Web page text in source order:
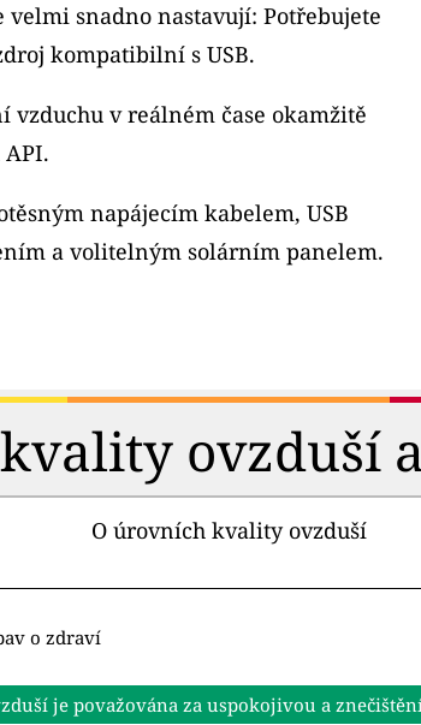
snadno nastavují: Potřebujete
kompatibilní s USB.
vzduchu v reálném čase okamžitě
napájecím kabelem, USB
a volitelným solárním panelem.
ovzduší
O úrovních kvality ovzduší
o zdraví
je považována za uspokojivou a